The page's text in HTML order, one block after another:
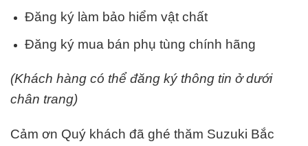
Đăng ký làm bảo hiểm vật chất
Đăng ký mua bán phụ tùng chính hãng
(Khách hàng có thể đăng ký thông tin ở dưới
chân trang)
Cảm ơn Quý khách đã ghé thăm Suzuki Bắc